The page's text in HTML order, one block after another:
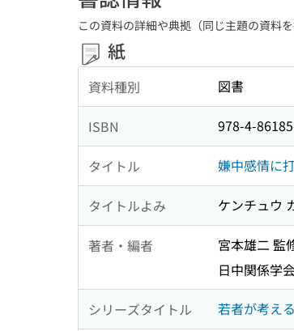
この資料の詳細や典拠（同じ主題の資料
紙
資料種別 図書
ISBN 978-4-
タイトル 嫌中感情に
タイトルよみ ケンチュウ
著者・編者
宮本雄二 監
日中関係学
シリーズタイトル 若者が考え